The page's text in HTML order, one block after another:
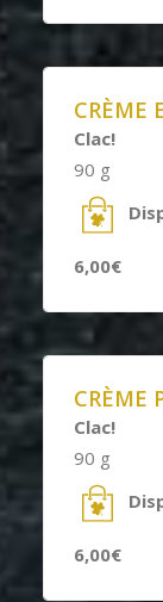
CRÈME
Clac!
90 g
6,00€
CRÈME
Clac!
90 g
6,00€